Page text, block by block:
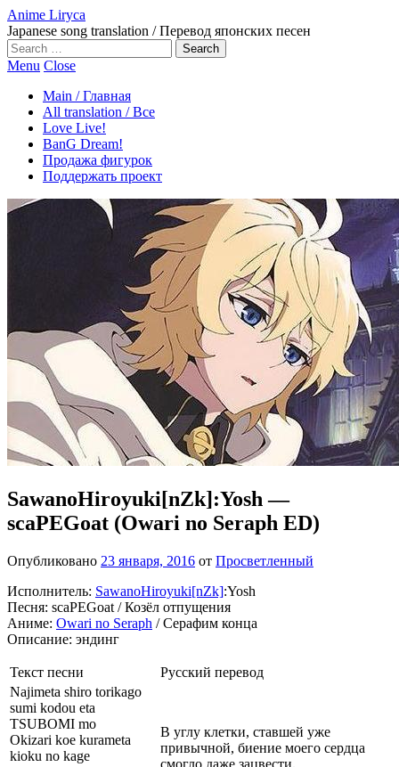
Anime Liryca
Japanese song translation / Перевод японских песен
Search
on:
Menu Close
Main / Главная
All translation / Все
Love Live!
BanG Dream!
Продажа фигурок
Поддержать проект
SawanoHiroyuki[nZk]:Yosh —
scaPEGoat (Owari no Seraph ED)
Опубликовано 23 января, 2016 от Просветленный
Исполнитель: SawanoHiroyuki[nZk]:Yosh
Песня: scaPEGoat / Козёл отпущения
Аниме: Owari no Seraph / Серафим конца
Описание: эндинг
Текст песни
Русский перевод
Najimeta shiro torikago
sumi kodou eta
TSUBOMI mo
Okizari koe kurameta
kioku no kage
В углу клетки, ставшей уже
привычной, биение моего сердца
смогло даже зацвести.